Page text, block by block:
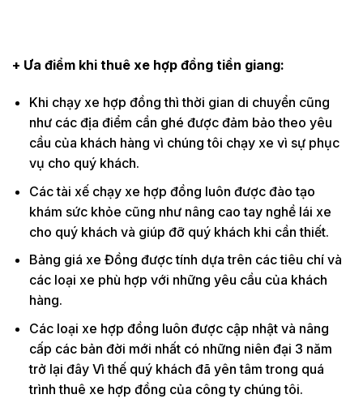
+ Ưa điểm khi thuê xe hợp đồng tiền giang:
Khi chạy xe hợp đồng thì thời gian di chuyển cũng
như các địa điểm cần ghé được đảm bảo theo yêu
cầu của khách hàng vì chúng tôi chạy xe vì sự phục
vụ cho quý khách.
Các tài xế chạy xe hợp đồng luôn được đào tạo
khám sức khỏe cũng như nâng cao tay nghề lái xe
cho quý khách và giúp đỡ quý khách khi cần thiết.
Bảng giá xe Đồng được tính dựa trên các tiêu chí và
các loại xe phù hợp với những yêu cầu của khách
hàng.
Các loại xe hợp đồng luôn được cập nhật và nâng
cấp các bản đời mới nhất có những niên đại 3 năm
trở lại đây Vì thế quý khách đã yên tâm trong quá
trình thuê xe hợp đồng của công ty chúng tôi.